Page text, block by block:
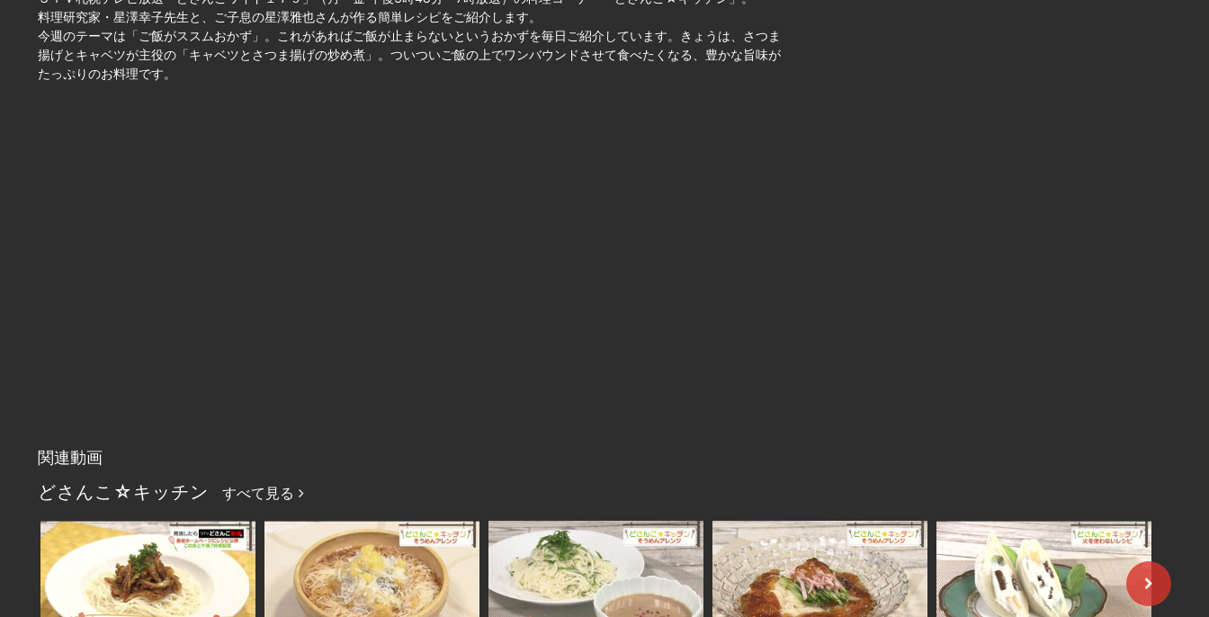
料理研究家・星澤幸子先生と、ご子息の星澤雅也さんが作る簡単レシピをご紹介します。
今週のテーマは「ご飯がススムおかず」。これがあればご飯が止まらないというおかずを毎日ご紹介しています。きょうは、さつま
揚げとキャベツが主役の「キャベツとさつま揚げの炒め煮」。ついついご飯の上でワンバウンドさせて食べたくなる、豊かな旨味が
たっぷりのお料理です。
関連動画
どさんこ☆キッチン すべて見る